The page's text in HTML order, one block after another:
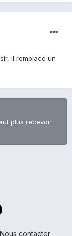
il remplace un
plus recevoir
Nous contacter